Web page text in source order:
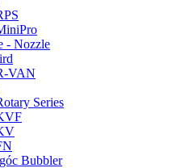
- Nozzle
VAN
Series
Bubbler